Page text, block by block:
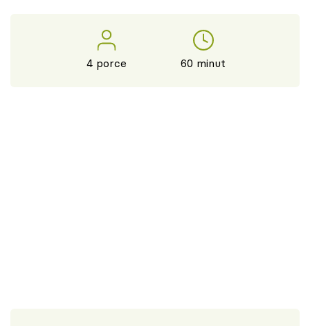
4 porce 60 minut